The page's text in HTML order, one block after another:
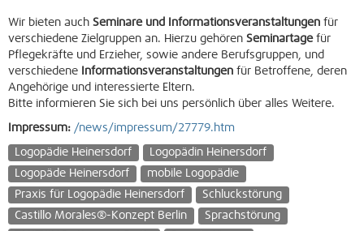
Wir bieten auch Seminare und Informationsveranstaltungen für
verschiedene Zielgruppen an. Hierzu gehören Seminartagefür
Pflegekräfte und Erzieher, sowie andere Berufsgruppen, und
verschiedene
Informationsveranstaltungen für Betroffene, deren
Angehörige und interessierte Eltern.
Bitte informieren Sie sich bei uns persönlich über alles Weitere.
Impressum: /news/impressum/27779.htm
Logopädie Heinersdorf
Logopädin Heinersdorf
Logopäde Heinersdorf
mobile Logopädie
Praxis für Logopädie Heinersdorf
Schluckstörung
Castillo Morales®-Konzept Berlin
Sprachstörung